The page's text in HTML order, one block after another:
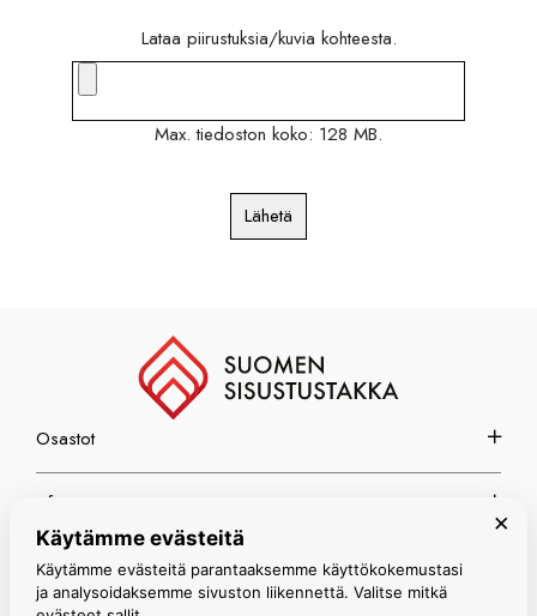
Lataa piirustuksia/kuvia kohteesta.
Max. tiedoston koko: 128 MB.
Lähetä
Osastot
Info
Espoon myymälä
×
Käytämme evästeitä
Käytämme evästeitä parantaaksemme käyttökokemustasi
ja analysoidaksemme sivuston liikennettä. Valitse mitkä